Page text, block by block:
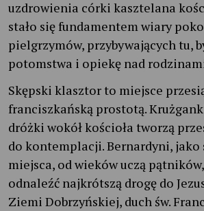
uzdrowienia córki kasztelana
stało się fundamentem wiary
pielgrzymów, przybywających tu,
potomstwa i opiekę nad
Skępski klasztor to miejsce
franciszkańską prostotą.
dróżki wokół kościoła tworzą
do kontemplacji. Bernardyni,
miejsca, od wieków uczą
odnaleźć najkrótszą drogę do
Ziemi Dobrzyńskiej, duch św.